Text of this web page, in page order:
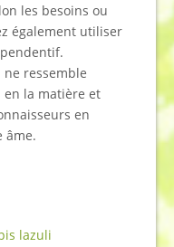
les besoins ou
également utiliser
ne ressemble
en la matière et
en
âme.
lazuli